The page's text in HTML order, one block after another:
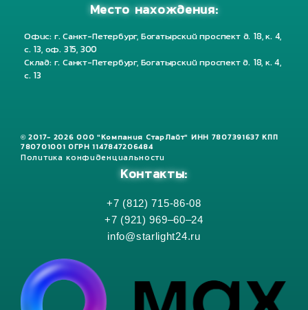
Место нахождения:
Офис: г. Санкт-Петербург, Богатырский проспект д. 18, к. 4,
с. 13, оф. 315, 300
Склад: г. Санкт-Петербург, Богатырский проспект д. 18, к. 4,
с. 13
© 2017- 2026 ООО "Компания СтарЛайт" ИНН 7807391637 КПП
780701001 ОГРН 1147847206484
Политика конфиденциальности
Контакты:
+7 (812) 715-86-08
+7 (921) 969–60–24
info@starlight24.ru